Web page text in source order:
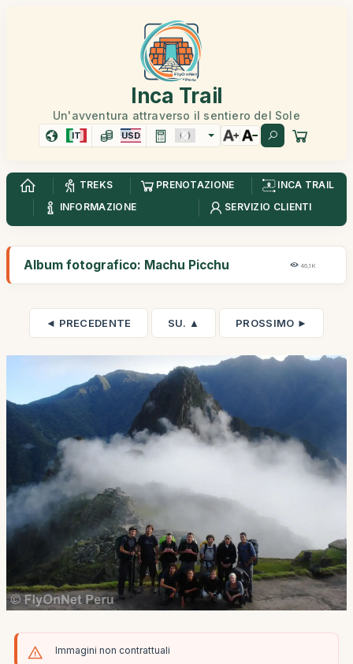
Inca Trail
Un'avventura attraverso il sentiero del Sole
IT USD
TREKS PRENOTAZIONE
INCA TRAIL
INFORMAZIONE
SERVIZIO CLIENTI
Album fotografico: Machu Picchu 46,1K
◄ PRECEDENTE SU. ▲ PROSSIMO ►
Immagini non contrattuali